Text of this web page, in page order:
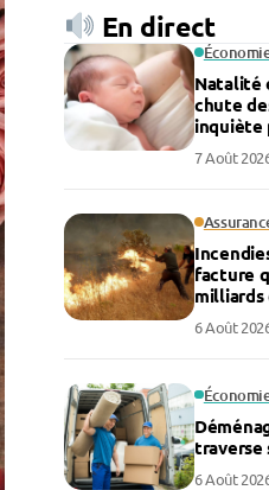
En direct
Natalité
chute
inquiète
7 Août
facture
milliards
6 Août
traverse
6 Août